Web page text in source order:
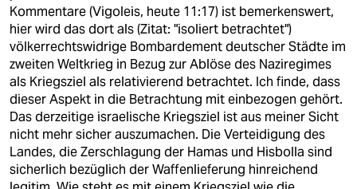
Kommentare (Vigoleis, heute 11:17) ist bemerkenswert,
hier wird das dort als (Zitat: "isoliert betrachtet")
völkerrechtswidrige Bombardement deutscher Städte im
zweiten Weltkrieg in Bezug zur Ablöse des Naziregimes
als Kriegsziel als relativierend betrachtet. Ich finde, dass
dieser Aspekt in die Betrachtung mit einbezogen gehört.
Das derzeitige israelische Kriegsziel ist aus meiner Sicht
nicht mehr sicher auszumachen. Die Verteidigung des
Landes, die Zerschlagung der Hamas und Hisbolla sind
sicherlich bezüglich der Waffenlieferung hinreichend